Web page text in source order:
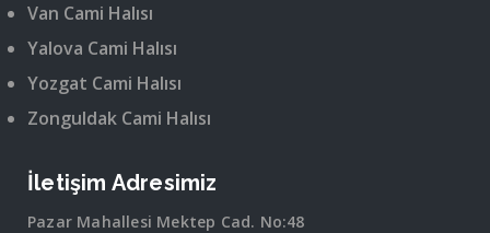
Van Cami Halısı
Yalova Cami Halısı
Yozgat Cami Halısı
Zonguldak Cami Halısı
İletişim Adresimiz
Pazar Mahallesi Mektep Cad. No:48